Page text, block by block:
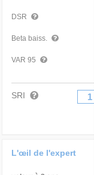
DSR
Beta baiss.
VAR 95
SRI 1
L'œil de l'expert